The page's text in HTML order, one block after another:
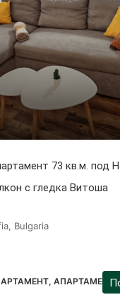
73 кв.м. под
с гледка Витоша
Bulgaria
АПАРТАМЕНТ